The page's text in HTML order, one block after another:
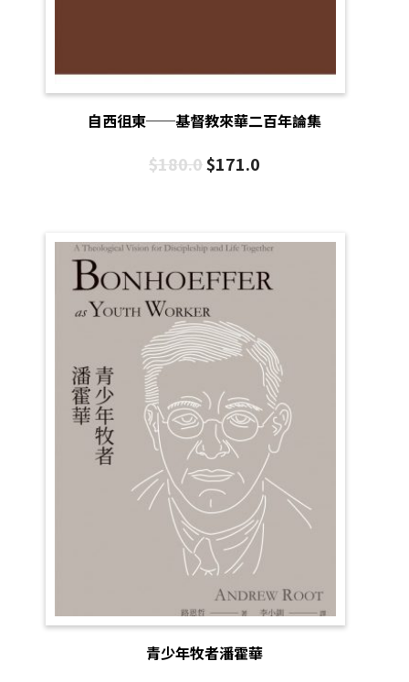
自西徂東──基督教來華二百年論集
$180.0$171.0
青少年牧者潘霍華